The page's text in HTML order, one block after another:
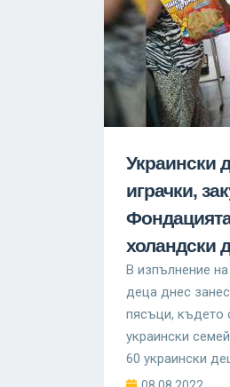
Украински
играчки,
холандски
В изпълнение
деца днес
пясъци, където
украински
60 украински